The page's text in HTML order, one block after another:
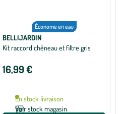
Économe en eau
BELLIJARDIN
Kit raccord chêneau et filtre gris
16,99 €
En stock livraison
Voir stock magasin